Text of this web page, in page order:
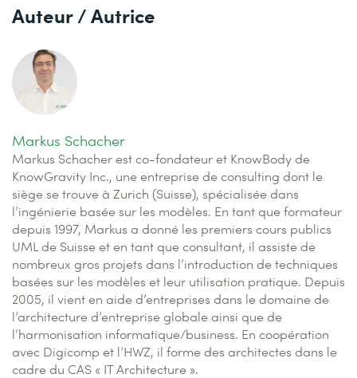
Auteur / Autrice
Markus Schacher
Markus Schacher est co-fondateur et KnowBody de
KnowGravity Inc., une entreprise de consulting dont le
siège se trouve à Zurich (Suisse), spécialisée dans
l’ingénierie basée sur les modèles. En tant que formateur
depuis 1997, Markus a donné les premiers cours publics
UML de Suisse et en tant que consultant, il assiste de
nombreux gros projets dans l’introduction de techniques
basées sur les modèles et leur utilisation pratique. Depuis
2005, il vient en aide d’entreprises dans le domaine de
l’architecture d’entreprise globale ainsi que de
l’harmonisation informatique/business. En coopération
avec Digicomp et l’HWZ, il forme des architectes dans le
cadre du CAS « IT Architecture ».